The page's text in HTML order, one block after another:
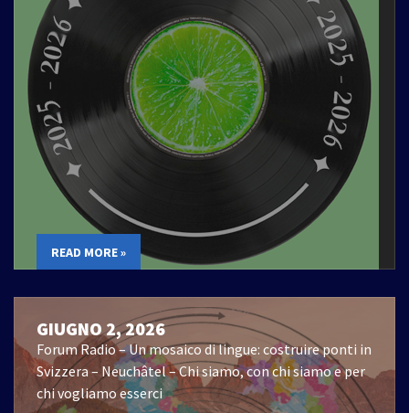
READ MORE »
GIUGNO 2, 2026
Forum Radio – Un mosaico di lingue: costruire ponti in
Svizzera – Neuchâtel – Chi siamo, con chi siamo e per
chi vogliamo esserci